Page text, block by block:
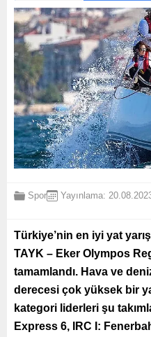
Spor Yayınlama:
Türkiye’nin en iyi yat
TAYK – Eker Olympos
tamamlandı. Hava ve
derecesi çok yüksek bir
kategori liderleri şu
Express 6, IRC I: